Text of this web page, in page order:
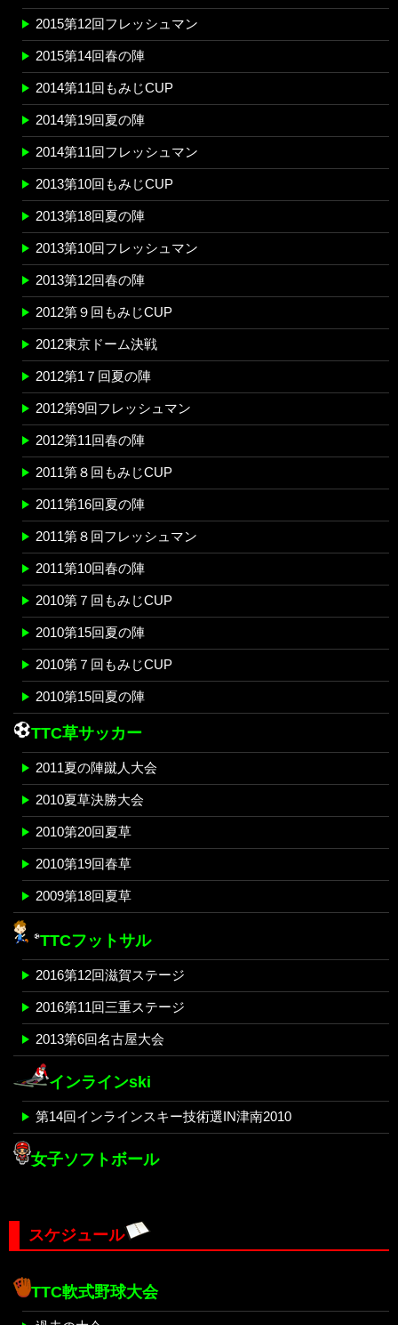
2015第12回フレッシュマン
2015第14回春の陣
2014第11回もみじCUP
2014第19回夏の陣
2014第11回フレッシュマン
2013第10回もみじCUP
2013第18回夏の陣
2013第10回フレッシュマン
2013第12回春の陣
2012第９回もみじCUP
2012東京ドーム決戦
2012第1７回夏の陣
2012第9回フレッシュマン
2012第11回春の陣
2011第８回もみじCUP
2011第16回夏の陣
2011第８回フレッシュマン
2011第10回春の陣
2010第７回もみじCUP
2010第15回夏の陣
2010第７回もみじCUP
2010第15回夏の陣
TTC草サッカー
2011夏の陣蹴人大会
2010夏草決勝大会
2010第20回夏草
2010第19回春草
2009第18回夏草
TTCフットサル
2016第12回滋賀ステージ
2016第11回三重ステージ
2013第6回名古屋大会
インラインski
第14回インラインスキー技術選IN津南2010
女子ソフトボール
スケジュール
TTC軟式野球大会